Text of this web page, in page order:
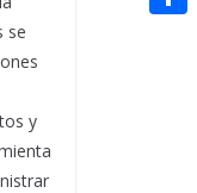
se
y
n
a